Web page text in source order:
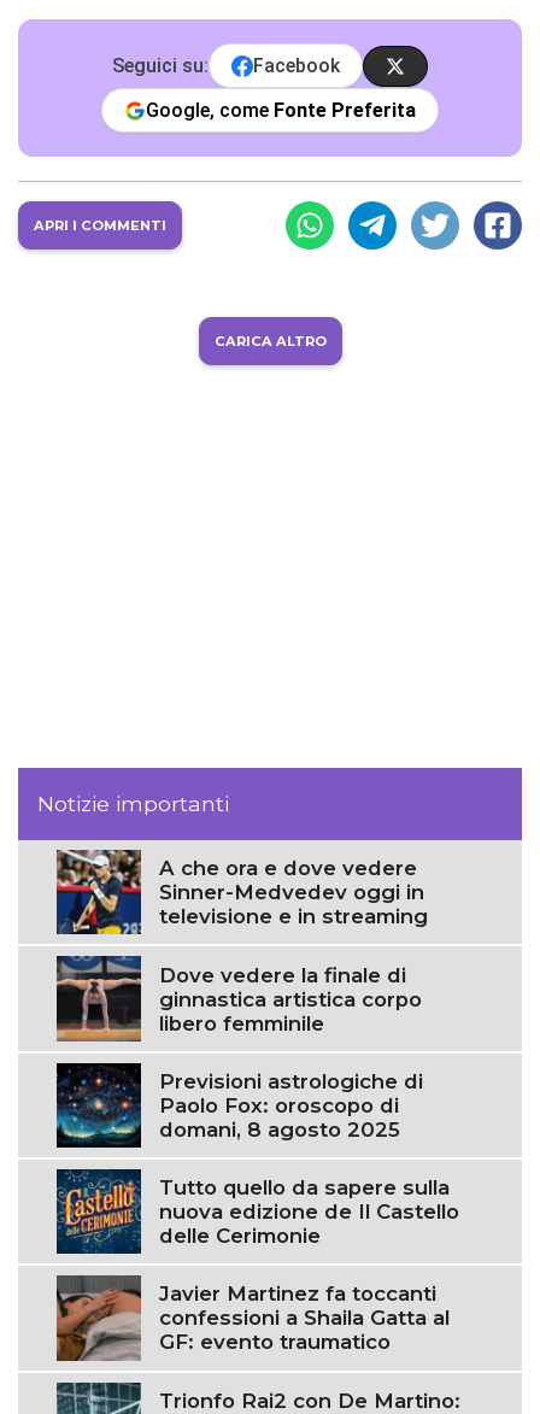
Seguici su:
Facebook
Google, come Fonte Preferita
APRI I COMMENTI
CARICA ALTRO
Notizie importanti
A che ora e dove vedere
Sinner-Medvedev oggi in
televisione e in streaming
Dove vedere la finale di
ginnastica artistica corpo
libero femminile
Previsioni astrologiche di
Paolo Fox: oroscopo di
domani, 8 agosto 2025
Tutto quello da sapere sulla
nuova edizione de Il Castello
delle Cerimonie
Javier Martinez fa toccanti
confessioni a Shaila Gatta al
GF: evento traumatico
Trionfo Rai2 con De Martino: